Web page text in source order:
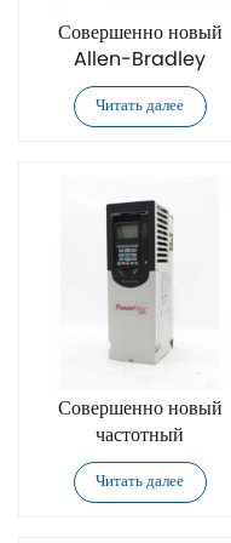
Совершенно новый
Allen-Bradley
20F11GC060JA0NNNNN
частотный
Читать далее
Совершенно новый
частотный
преобразователь
переменного тока Allen-
Читать далее